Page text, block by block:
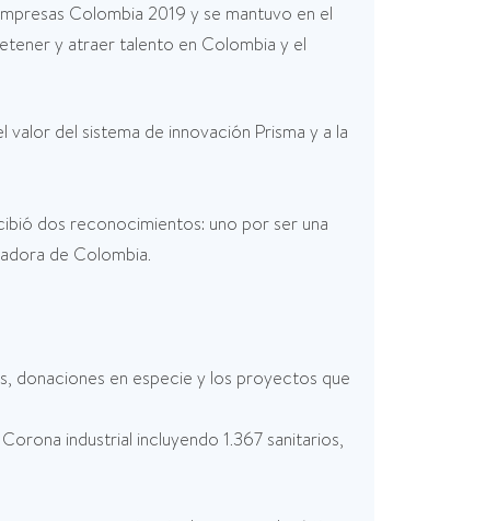
Colombia 2019 y se mantuvo en el
y atraer talento en Colombia y el
del sistema de innovación Prisma y a la
dos reconocimientos: uno por ser una
de Colombia.
donaciones en especie y los proyectos que
industrial incluyendo 1.367 sanitarios,